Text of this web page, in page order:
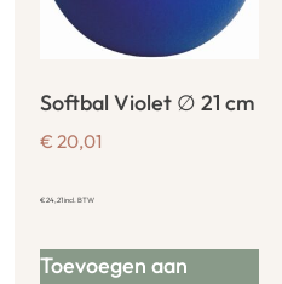
Softbal Violet ∅ 21 cm
€ 20,01
€24,21incl. BTW
Toevoegen aan